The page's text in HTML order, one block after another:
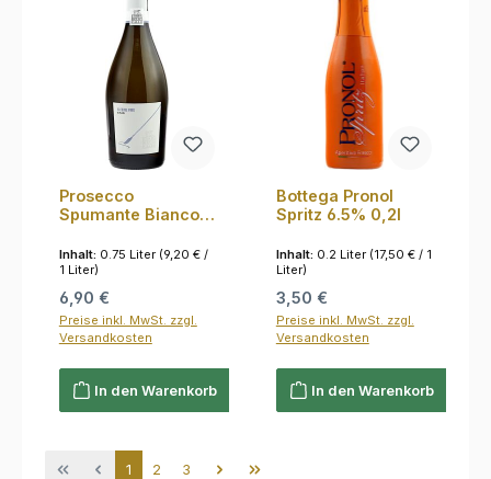
Prosecco
Spumante Bianco
delle Calli 0,75l
Inhalt: 0.75 Liter (9,20 € /
1 Liter)
Regulärer Preis:
6,90 €
Preise inkl. MwSt. zzgl.
Versandkosten
In den Warenkorb
Bottega Pronol
Spritz 6.5% 0,2l
Inhalt: 0.2 Liter (17,50 € / 1
Liter)
Regulärer Preis:
3,50 €
Preise inkl. MwSt. zzgl.
Versandkosten
In den Warenkorb
Seite
1 Seite
2 Seite
3